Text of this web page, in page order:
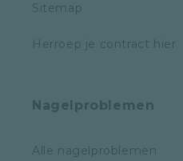
Sitemap
Herroep je contract hier
Nagelproblemen
Alle nagelproblemen